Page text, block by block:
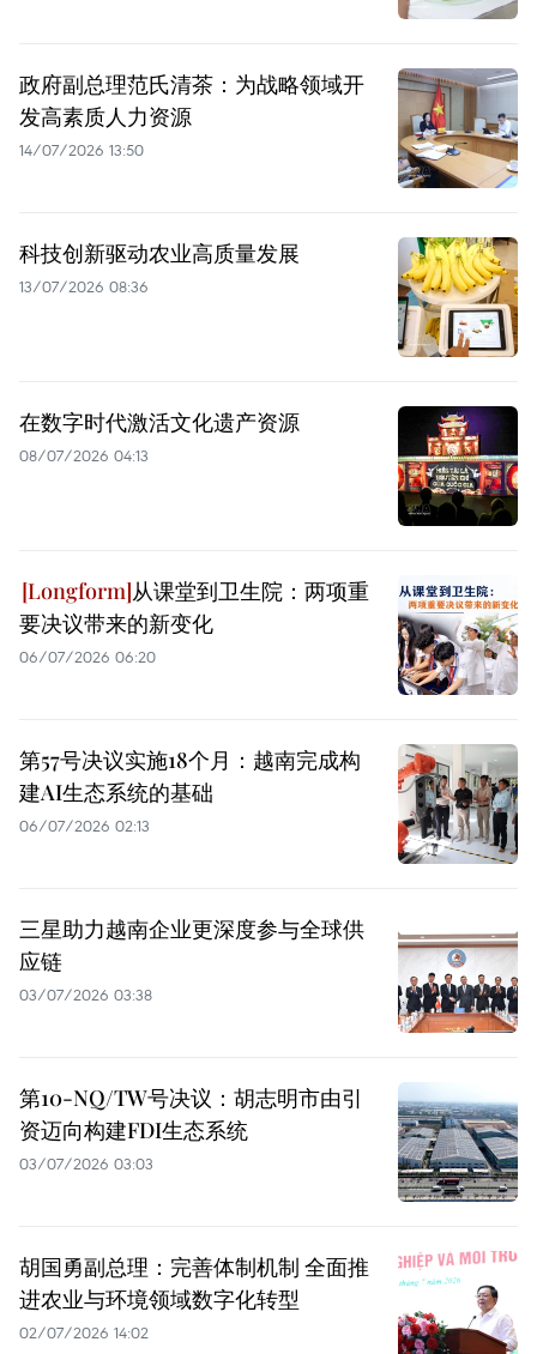
政府副总理范氏清茶：为战略领域开
发高素质人力资源
14/07/2026 13:50
科技创新驱动农业高质量发展
13/07/2026 08:36
在数字时代激活文化遗产资源
08/07/2026 04:13
从课堂到卫生院：两项重
要决议带来的新变化
06/07/2026 06:20
第57号决议实施18个月：越南完成构
建AI生态系统的基础
06/07/2026 02:13
三星助力越南企业更深度参与全球供
应链
03/07/2026 03:38
第10-NQ/TW号决议：胡志明市由引
资迈向构建FDI生态系统
03/07/2026 03:03
胡国勇副总理：完善体制机制 全面推
进农业与环境领域数字化转型
02/07/2026 14:02